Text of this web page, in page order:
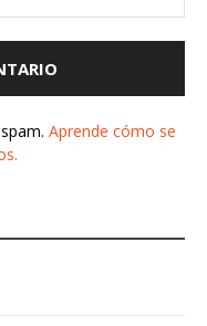
Aprende cómo se